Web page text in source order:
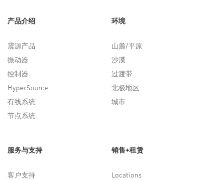
产品介绍
震源产品
振动器
控制器
HyperSource
有线系统
节点系统
环境
山麓/平原
沙漠
过渡带
北极地区
城市
服务与支持
客户支持
销售+租赁
Locations